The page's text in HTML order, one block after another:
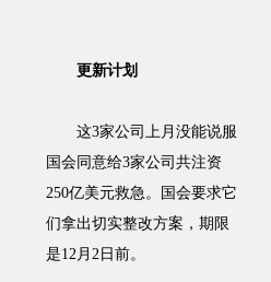
更新计划
这3家公司上月没能说服
国会同意给3家公司共注资
250亿美元救急。国会要求它
们拿出切实整改方案，期限
是12月2日前。